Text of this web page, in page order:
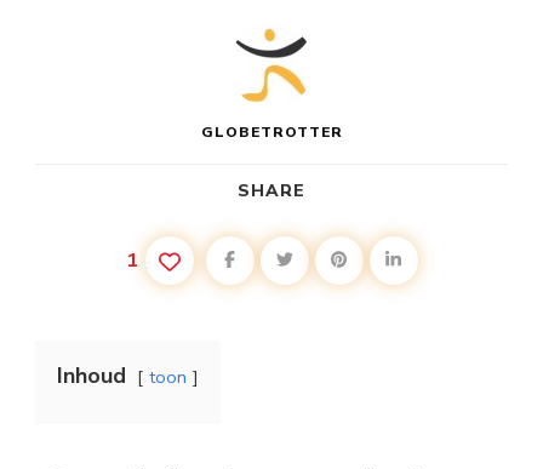
GLOBETROTTER
SHARE
1
Inhoud toon